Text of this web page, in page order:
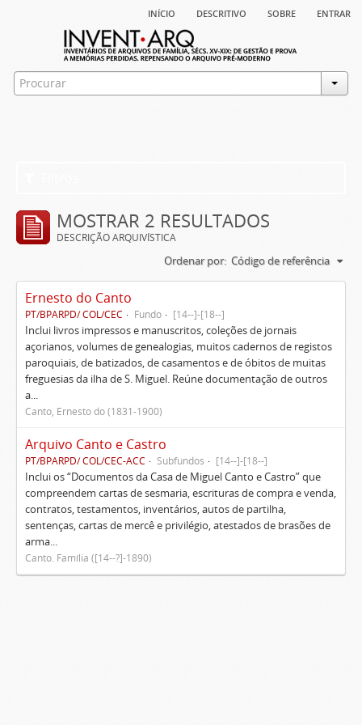
início descritivo sobre entrar
MOSTRAR 2 RESULTADOS
DESCRIÇÃO ARQUIVÍSTICA
Ordenar por: Código de referência
Ernesto do Canto
PT/BPARPD/ COL/CEC Fundo [14--]-[18--]
Inclui livros impressos e manuscritos, coleções de jornais
açorianos, volumes de genealogias, muitos cadernos de registos
paroquiais, de batizados, de casamentos e de óbitos de muitas
freguesias da ilha de S. Miguel. Reúne documentação de outros
a...
Canto, Ernesto do (1831-1900)
Arquivo Canto e Castro
PT/BPARPD/ COL/CEC-ACC Subfundos [14--]-[18--]
Inclui os “Documentos da Casa de Miguel Canto e Castro” que
compreendem cartas de sesmaria, escrituras de compra e venda,
contratos, testamentos, inventários, autos de partilha,
sentenças, cartas de mercê e privilégio, atestados de brasões de
arma...
Canto. Família ([14--?]-1890)